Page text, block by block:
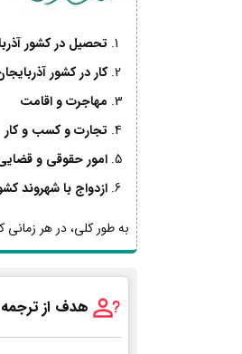
تحصیل در کشور
کار در کشور
مهاجرت و اقامت
تجارت و کسب و کار
امور حقوقی و
ازدواج با شهروند
به طور کلی، در هر زمانی
هدف از ترجمه